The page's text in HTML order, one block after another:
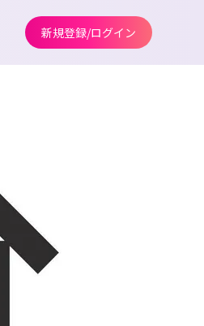
新規登録/ログイン